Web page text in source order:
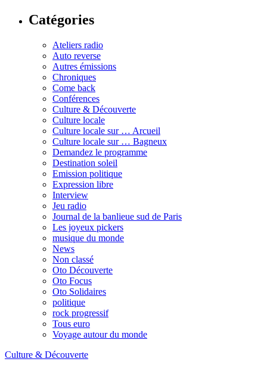
Catégories
Ateliers radio
Auto reverse
Autres émissions
Chroniques
Come back
Conférences
Culture & Découverte
Culture locale
Culture locale sur … Arcueil
Culture locale sur … Bagneux
Demandez le programme
Destination soleil
Emission politique
Expression libre
Interview
Jeu radio
Journal de la banlieue sud de Paris
Les joyeux pickers
musique du monde
News
Non classé
Oto Découverte
Oto Focus
Oto Solidaires
politique
rock progressif
Tous euro
Voyage autour du monde
Culture & Découverte